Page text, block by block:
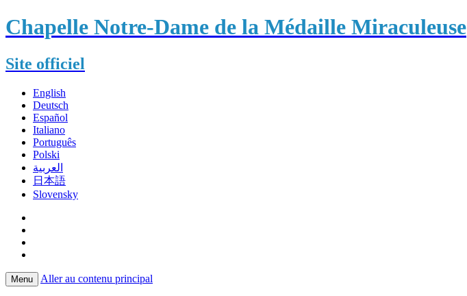
Chapelle Notre-Dame de la Médaille Miraculeuse
Site officiel
English
Deutsch
Español
Italiano
Português
Polski
العربية
日本語
Slovensky
Menu Aller au contenu principal